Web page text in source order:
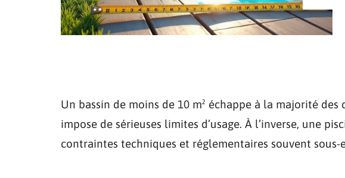
Un bassin de moins de 10 m² échappe à la majorité
impose de sérieuses limites d’usage. À l’inverse, une
contraintes techniques et réglementaires souvent sous-